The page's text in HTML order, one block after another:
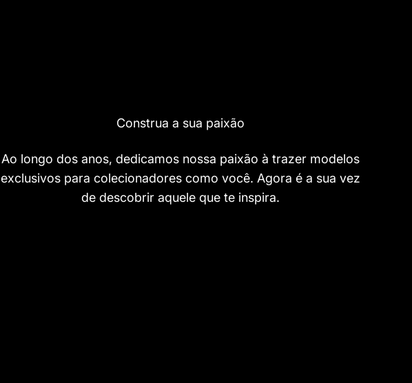
Construa a sua paixão
Ao longo dos anos, dedicamos nossa paixão à trazer modelos
exclusivos para colecionadores como você. Agora é a sua vez
de descobrir aquele que te inspira.